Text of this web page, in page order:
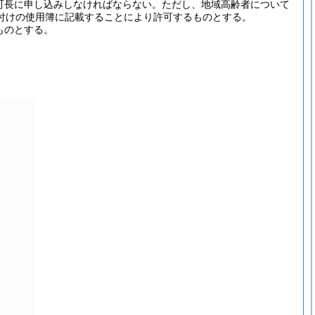
に申し込みしなければならない。 ただし、地域高齢者について
の使用簿に記載することにより許可するものとする。
とする。